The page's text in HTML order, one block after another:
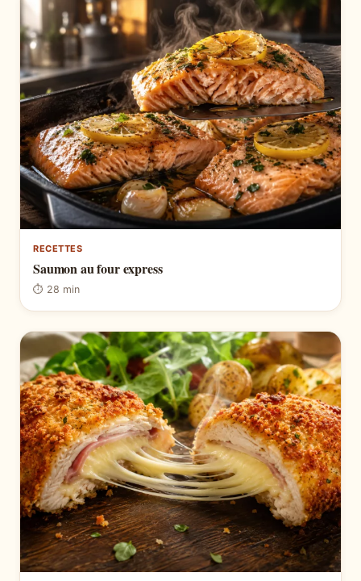
RECETTES
Saumon au four express
⏱ 28 min